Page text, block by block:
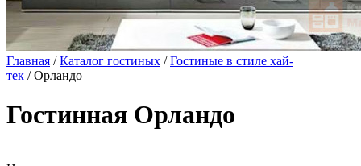
Главная /Каталог гостиных /Гостиные в стиле хай-
тек / Орландо
Гостинная Орландо